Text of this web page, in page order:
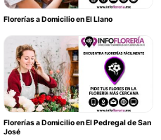
Florerías a Domicilio en El Llano
Florerías a Domicilio en El Pedregal de San
José